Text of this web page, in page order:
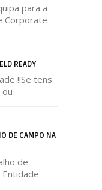
para a
Corporate
READY
!!Se tens
DE CAMPO NA
de